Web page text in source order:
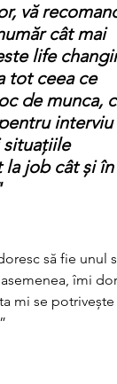
vă
cât mai
life
tot ceea ce
de munca,
situațiile
la job cât și în
să fie unul
îmi
mi se